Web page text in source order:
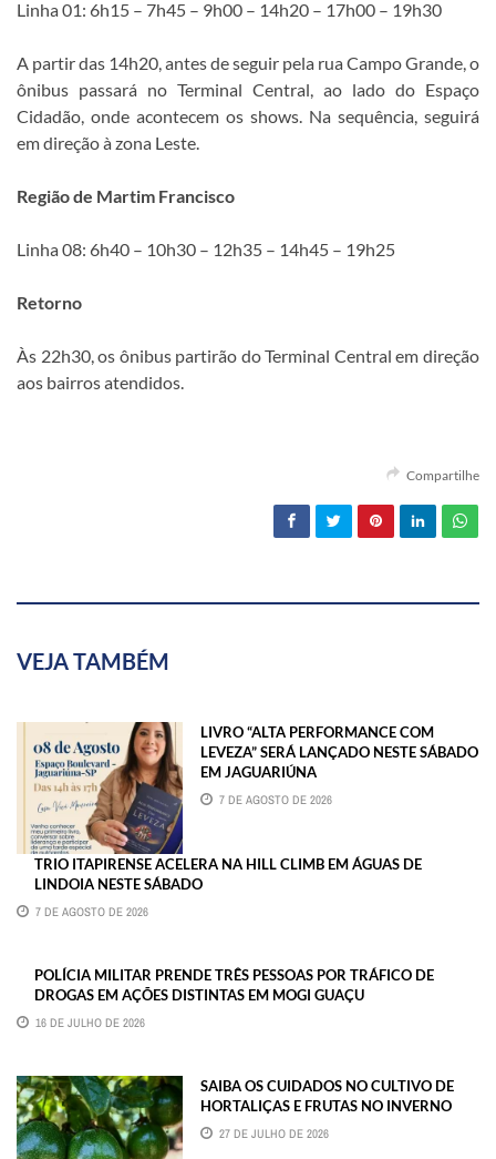
Linha 01: 6h15 – 7h45 – 9h00 – 14h20 – 17h00 – 19h30
A partir das 14h20, antes de seguir pela rua Campo Grande, o
ônibus passará no Terminal Central, ao lado do Espaço
Cidadão, onde acontecem os shows. Na sequência, seguirá
em direção à zona Leste.
Região de Martim Francisco
Linha 08: 6h40 – 10h30 – 12h35 – 14h45 – 19h25
Retorno
Às 22h30, os ônibus partirão do Terminal Central em direção
aos bairros atendidos.
Compartilhe
VEJA TAMBÉM
LIVRO “ALTA PERFORMANCE COM
LEVEZA” SERÁ LANÇADO NESTE SÁBADO
EM JAGUARIÚNA
7 DE AGOSTO DE 2026
TRIO ITAPIRENSE ACELERA NA HILL CLIMB EM ÁGUAS DE
LINDOIA NESTE SÁBADO
7 DE AGOSTO DE 2026
POLÍCIA MILITAR PRENDE TRÊS PESSOAS POR TRÁFICO DE
DROGAS EM AÇÕES DISTINTAS EM MOGI GUAÇU
16 DE JULHO DE 2026
SAIBA OS CUIDADOS NO CULTIVO DE
HORTALIÇAS E FRUTAS NO INVERNO
27 DE JULHO DE 2026